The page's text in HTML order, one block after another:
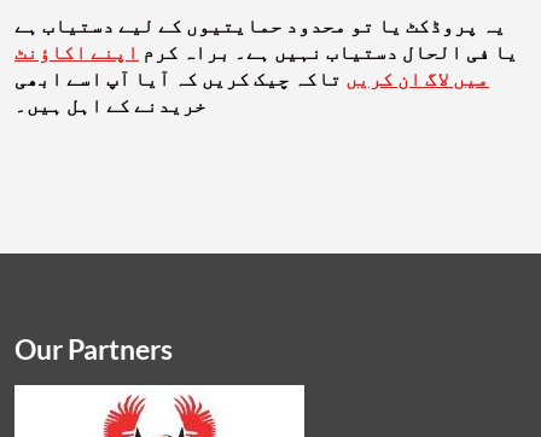
یہ پروڈکٹ یا تو محدود حمایتیوں کے لیے دستیاب ہے
یا فی الحال دستیاب نہیں ہے۔ براہ کرم اپنے اکاؤنٹ
میں لاگ ان کریں تاکہ چیک کریں کہ آیا آپ اسے ابھی
خریدنے کے اہل ہیں۔
Our Partners